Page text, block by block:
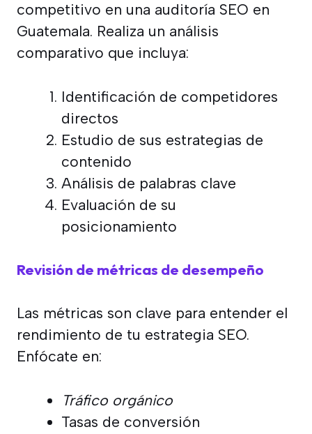
competitivo en una auditoría SEO en
Guatemala. Realiza un análisis
comparativo que incluya:
Identificación de competidores
directos
Estudio de sus estrategias de
contenido
Análisis de palabras clave
Evaluación de su
posicionamiento
Revisión de métricas de desempeño
Las métricas son clave para entender el
rendimiento de tu estrategia SEO.
Enfócate en:
Tráfico orgánico
Tasas de conversión